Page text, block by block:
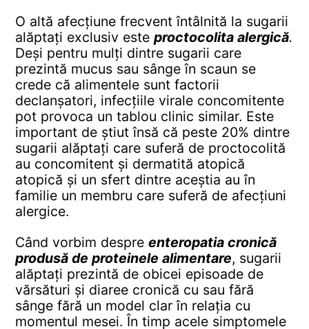
O altă afecțiune frecvent întâlnită la sugarii
alăptați exclusiv este proctocolita alergică.
Deși pentru mulți dintre sugarii care
prezintă mucus sau sânge în scaun se
crede că alimentele sunt factorii
declanșatori, infecțiile virale concomitente
pot provoca un tablou clinic similar. Este
important de știut însă că peste 20% dintre
sugarii alăptați care suferă de proctocolită
au concomitent și dermatită atopică
atopică și un sfert dintre aceștia au în
familie un membru care suferă de afecțiuni
alergice.
Când vorbim despre enteropatia cronică
produsă de proteinele alimentare, sugarii
alăptați prezintă de obicei episoade de
vărsături și diaree cronică cu sau fără
sânge fără un model clar în relația cu
momentul mesei. În timp acele simptomele